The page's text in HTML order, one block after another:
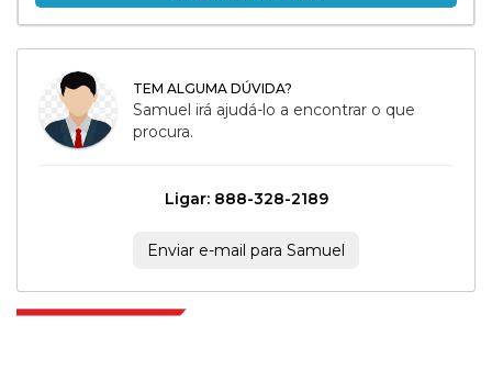
TEM ALGUMA DÚVIDA?
Samuel irá ajudá-lo a encontrar o que
procura.
Ligar: 888-328-2189
Enviar e-mail para Samuel